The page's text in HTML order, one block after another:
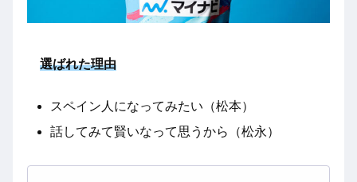
選ばれた理由
スペイン人になってみたい（松本）
話してみて賢いなって思うから（松永）